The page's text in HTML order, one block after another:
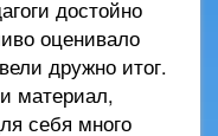
достойно
оценивало
дружно итог.
материал,
себя много